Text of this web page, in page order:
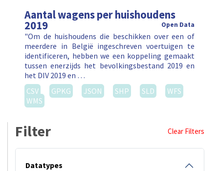
Aantal wagens per huishoudens
2019 Open Data
"Om de huishoudens die beschikken over een of
meerdere in België ingeschreven voertuigen te
identificeren, hebben we een koppeling gemaakt
tussen enerzijds het bevolkingsbestand 2019 en
het DIV 2019 en …
CSV
GPKG JSON SHP SLD
WFS
WMS
Filter Clear Filters
Datatypes